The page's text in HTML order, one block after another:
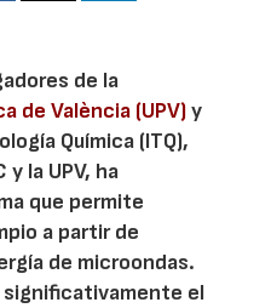
de la
de València (UPV)y
Química (ITQ),
la UPV, ha
que permite
a partir de
de microondas.
el